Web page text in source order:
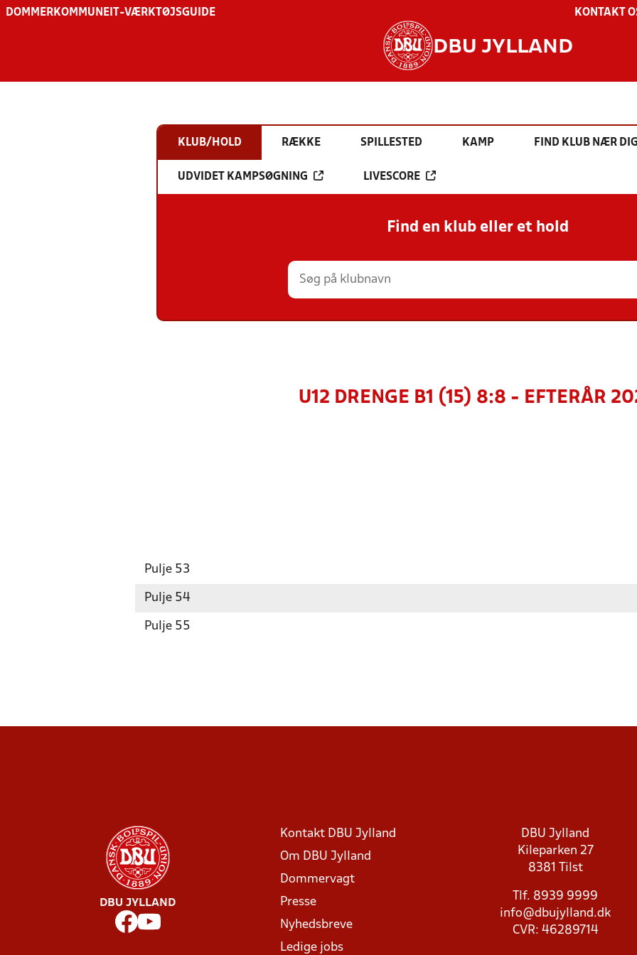
DOMMER KOMMUNE IT-VÆRKTØJSGUIDE KONTAKT
DBU JYLLAND
KLUB/HOLD RÆKKE SPILLESTED KAMP FIND KLUB NÆR
UDVIDET KAMPSØGNING LIVESCORE
Find en klub eller et hold
U12 DRENGE B1 (15) 8:8 - EFTERÅR
Pulje 53
Pulje 54
Pulje 55
DBU JYLLAND
Kontakt DBU Jylland
Om DBU Jylland
Dommervagt
Presse
Nyhedsbreve
Ledige jobs
DBU Jylland
Kileparken 27
8381 Tilst
Tlf. 8939 9999
info@dbujylland.dk
CVR: 46289714